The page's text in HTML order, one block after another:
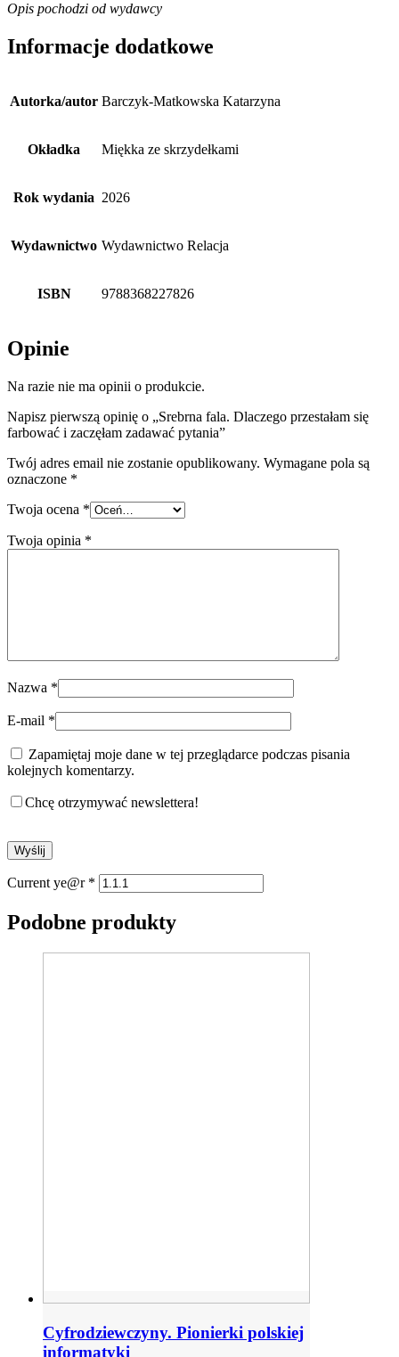
Opis pochodzi od wydawcy
Informacje dodatkowe
Autorka/autor Barczyk-Matkowska Katarzyna
Okładka Miękka ze skrzydełkami
Rok wydania 2026
Wydawnictwo Wydawnictwo Relacja
ISBN 9788368227826
Opinie
Na razie nie ma opinii o produkcie.
Napisz pierwszą opinię o „Srebrna fala. Dlaczego przestałam się
farbować i zaczęłam zadawać pytania”
Twój adres email nie zostanie opublikowany. Wymagane pola są
oznaczone *
Twoja ocena *
Twoja opinia *
Nazwa *
E-mail *
Zapamiętaj moje dane w tej przeglądarce podczas pisania
kolejnych komentarzy.
Chcę otrzymywać newslettera!
Current ye@r *
Podobne produkty
Cyfrodziewczyny. Pionierki polskiej
informatyki